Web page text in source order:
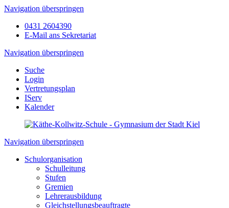
Navigation überspringen
0431 2604390
E-Mail ans Sekretariat
Navigation überspringen
Suche
Login
Vertretungsplan
IServ
Kalender
Navigation überspringen
Schulorganisation
Schulleitung
Stufen
Gremien
Lehrerausbildung
Gleichstellungsbeauftragte